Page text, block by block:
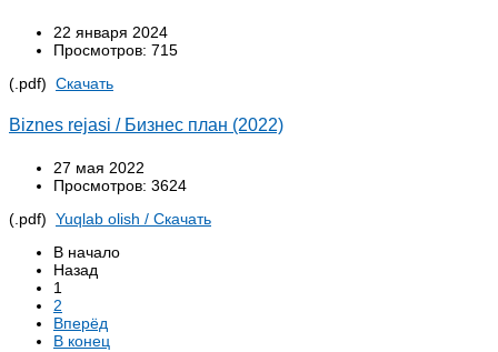
22 января 2024
Просмотров: 715
(.pdf) Cкачать
Biznes rejasi / Бизнес план (2022)
27 мая 2022
Просмотров: 3624
(.pdf) Yuqlab olish / Cкачать
В начало
Назад
1
2
Вперёд
В конец